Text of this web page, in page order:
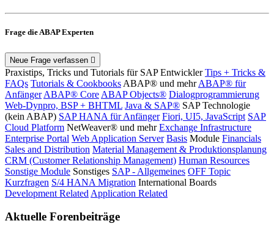
Frage die ABAP Experten
Neue Frage verfassen
Praxistips, Tricks und Tutorials für SAP Entwickler Tips + Tricks &
FAQs Tutorials & Cookbooks ABAP® und mehr ABAP® für
Anfänger ABAP® Core ABAP Objects® Dialogprogrammierung
Web-Dynpro, BSP + BHTML Java & SAP® SAP Technologie
(kein ABAP) SAP HANA für Anfänger Fiori, UI5, JavaScript SAP
Cloud Platform NetWeaver® und mehr Exchange Infrastructure
Enterprise Portal Web Application Server Basis Module Financials
Sales and Distribution Material Management & Produktionsplanung
CRM (Customer Relationship Management) Human Resources
Sonstige Module Sonstiges SAP - Allgemeines OFF Topic
Kurzfragen S/4 HANA Migration International Boards
Development Related Application Related
Aktuelle Forenbeiträge